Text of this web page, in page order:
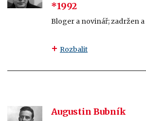
*1992
Bloger a novinář; zadržen a
Rozbalit
Augustin Bubník